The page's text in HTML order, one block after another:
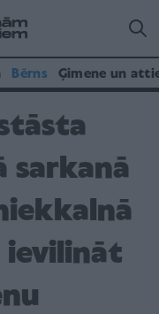
Bērns Ģimene un
sarkanā
ievilināt